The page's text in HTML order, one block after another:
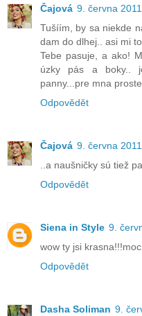
Čajová 9. června
Tušíím, by sa niekde
dam do dlhej.. asi mi
Tebe pasuje, a ako!
úzky pás a boky..
panny...pre mna
Odpovědět
Čajová 9. června
..a naušničky sú tiež
Odpovědět
Siena in Style 9.
wow ty jsi
Odpovědět
Dasha Soliman 9.